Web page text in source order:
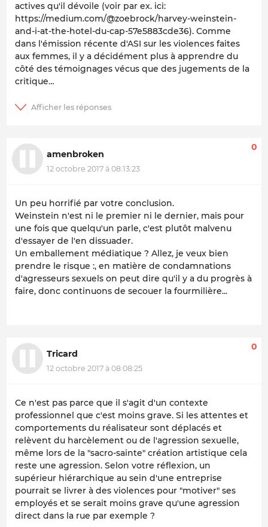
actives qu'il dévoile (voir par ex. ici:
https://medium.com/@zoebrock/harvey-weinstein-
and-i-at-the-hotel-du-cap-57e5883cde36). Comme
dans l'émission récente d'ASI sur les violences faites
aux femmes, il y a décidément plus à apprendre du
côté des témoignages vécus que des jugements de la
critique…
amenbroken
12 octobre 2017 à 08:13:23
0
Un peu horrifié par votre conclusion.
Weinstein n'est ni le premier ni le dernier, mais pour
une fois que quelqu'un parle, c'est plutôt malvenu
d'essayer de l'en dissuader.
Un emballement médiatique ? Allez, je veux bien
prendre le risque :, en matière de condamnations
d'agresseurs sexuels on peut dire qu'il y a du progrès à
faire, donc continuons de secouer la fourmilière...
Tricard
12 octobre 2017 à 08:08:25
0
Ce n'est pas parce que il s'agit d'un contexte
professionnel que c'est moins grave. Si les attentes et
comportements du réalisateur sont déplacés et
relèvent du harcèlement ou de l'agression sexuelle,
même lors de la "sacro-sainte" création artistique cela
reste une agression. Selon votre réflexion, un
supérieur hiérarchique au sein d'une entreprise
pourrait se livrer à des violences pour "motiver" ses
employés et se serait moins grave qu'une agression
direct dans la rue par exemple ?